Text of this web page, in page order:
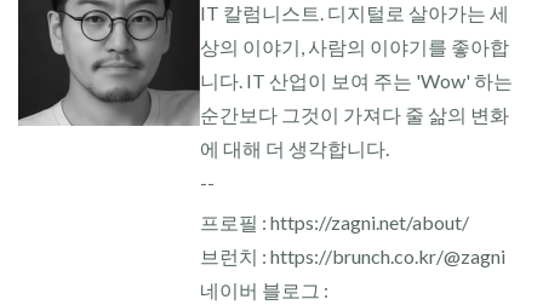
IT 칼럼니스트. 디지털로 살아가는 세
상의 이야기, 사람의 이야기를 좋아합
니다. IT 산업이 보여 주는 'Wow' 하는
순간보다 그것이 가져다 줄 삶의 변화
에 대해 더 생각합니다.
--
프로필 : https://zagni.net/about/
브런치 : https://brunch.co.kr/@zagni
네이버 블로그 :